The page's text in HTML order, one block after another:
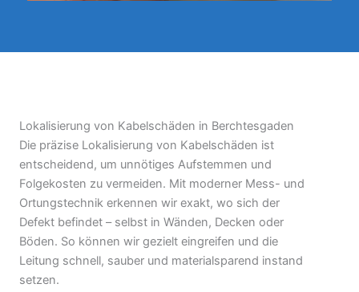
Lokalisierung von Kabelschäden in Berchtesgaden
Die präzise Lokalisierung von Kabelschäden ist
entscheidend, um unnötiges Aufstemmen und
Folgekosten zu vermeiden. Mit moderner Mess- und
Ortungstechnik erkennen wir exakt, wo sich der
Defekt befindet – selbst in Wänden, Decken oder
Böden. So können wir gezielt eingreifen und die
Leitung schnell, sauber und materialsparend instand
setzen.